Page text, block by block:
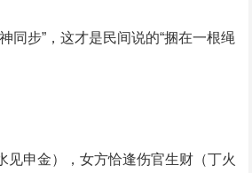
同步”，这才是民间说的“捆在一根绳
见申金），女方恰逢伤官生财（丁火